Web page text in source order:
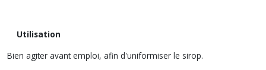
Utilisation
Bien agiter avant emploi, afin d'uniformiser le sirop.